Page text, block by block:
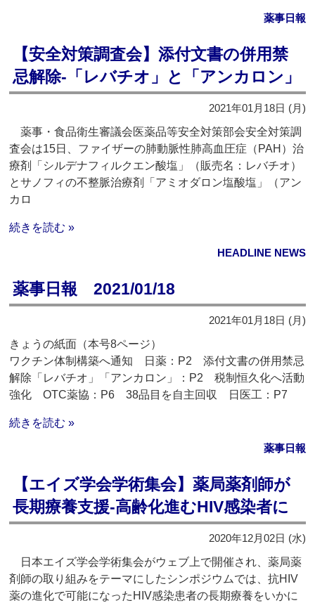
薬事日報
【安全対策調査会】添付文書の併用禁
忌解除‐「レバチオ」と「アンカロン」
2021年01月18日 (月)
薬事・食品衛生審議会医薬品等安全対策部会安全対策調
査会は15日、ファイザーの肺動脈性肺高血圧症（PAH）治
療剤「シルデナフィルクエン酸塩」（販売名：レバチオ）
とサノフィの不整脈治療剤「アミオダロン塩酸塩」（アン
カロ
続きを読む »
HEADLINE NEWS
薬事日報 2021/01/18
2021年01月18日 (月)
きょうの紙面（本号8ページ）
ワクチン体制構築へ通知 日薬：P2 添付文書の併用禁忌
解除「レバチオ」「アンカロン」：P2 税制恒久化へ活動
強化 OTC薬協：P6 38品目を自主回収 日医工：P7
続きを読む »
薬事日報
【エイズ学会学術集会】薬局薬剤師が
長期療養支援‐高齢化進むHIV感染者に
2020年12月02日 (水)
日本エイズ学会学術集会がウェブ上で開催され、薬局薬
剤師の取り組みをテーマにしたシンポジウムでは、抗HIV
薬の進化で可能になったHIV感染患者の長期療養をいかに